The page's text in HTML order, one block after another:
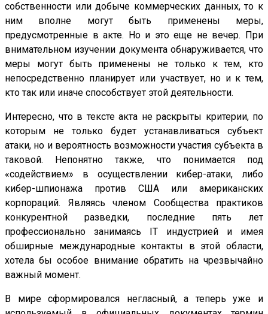
собственности или добыче коммерческих данных, то к
ним вполне могут быть применены меры,
предусмотренные в акте. Но и это еще не вечер. При
внимательном изучении документа обнаруживается, что
меры могут быть применены не только к тем, кто
непосредственно планирует или участвует, но и к тем,
кто так или иначе способствует этой деятельности.
Интересно, что в тексте акта не раскрыты критерии, по
которым не только будет устанавливаться субъект
атаки, но и вероятность возможности участия субъекта в
таковой. Непонятно также, что понимается под
«содействием» в осуществлении кибер-атаки, либо
кибер-шпионажа против США или американских
корпораций. Являясь членом Сообщества практиков
конкурентной разведки, последние пять лет
профессионально занимаясь IT индустрией и имея
обширные международные контакты в этой области,
хотела бы особое внимание обратить на чрезвычайно
важный момент.
В мире сформировался негласный, а теперь уже и